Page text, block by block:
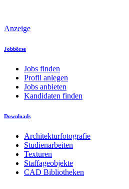
Anzeige
Jobbörse
Jobs finden
Profil anlegen
Jobs anbieten
Kandidaten finden
Downloads
Architekturfotografie
Studienarbeiten
Texturen
Staffageobjekte
CAD Bibliotheken